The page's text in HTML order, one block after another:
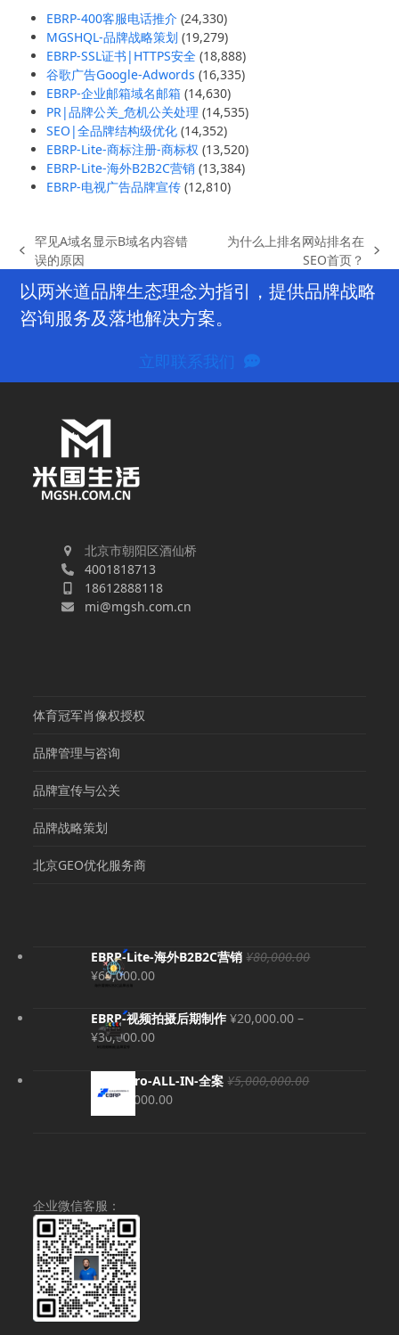
EBRP-400客服电话推介 (24,330)
MGSHQL-品牌战略策划 (19,279)
EBRP-SSL证书|HTTPS安全 (18,888)
谷歌广告Google-Adwords (16,335)
EBRP-企业邮箱域名邮箱 (14,630)
PR|品牌公关_危机公关处理 (14,535)
SEO|全品牌结构级优化 (14,352)
EBRP-Lite-商标注册-商标权 (13,520)
EBRP-Lite-海外B2B2C营销 (13,384)
EBRP-电视广告品牌宣传 (12,810)
previous
罕见A域名显示B域名内容错
误的原因
为什么上排名网站排名在
SEO首页？
以两米道品牌生态理念为指引，提供品牌战略
咨询服务及落地解决方案。
立即联系我们
北京市朝阳区酒仙桥
4001818713
18612888118
mi@mgsh.com.cn
体育冠军肖像权授权
品牌管理与咨询
品牌宣传与公关
品牌战略策划
北京GEO优化服务商
EBRP-Lite-海外B2B2C营销 ¥80,000.00
原
为：
¥80,000.00。
¥69,000.00当
价
格
EBRP-视频拍摄后期制作 ¥20,000.00 –
¥30,000.00价
范
围：
EBRP-Pro-ALL-IN-全案 ¥5,000,000.00
原
价
¥4,980,000.00当
企业微信客服：